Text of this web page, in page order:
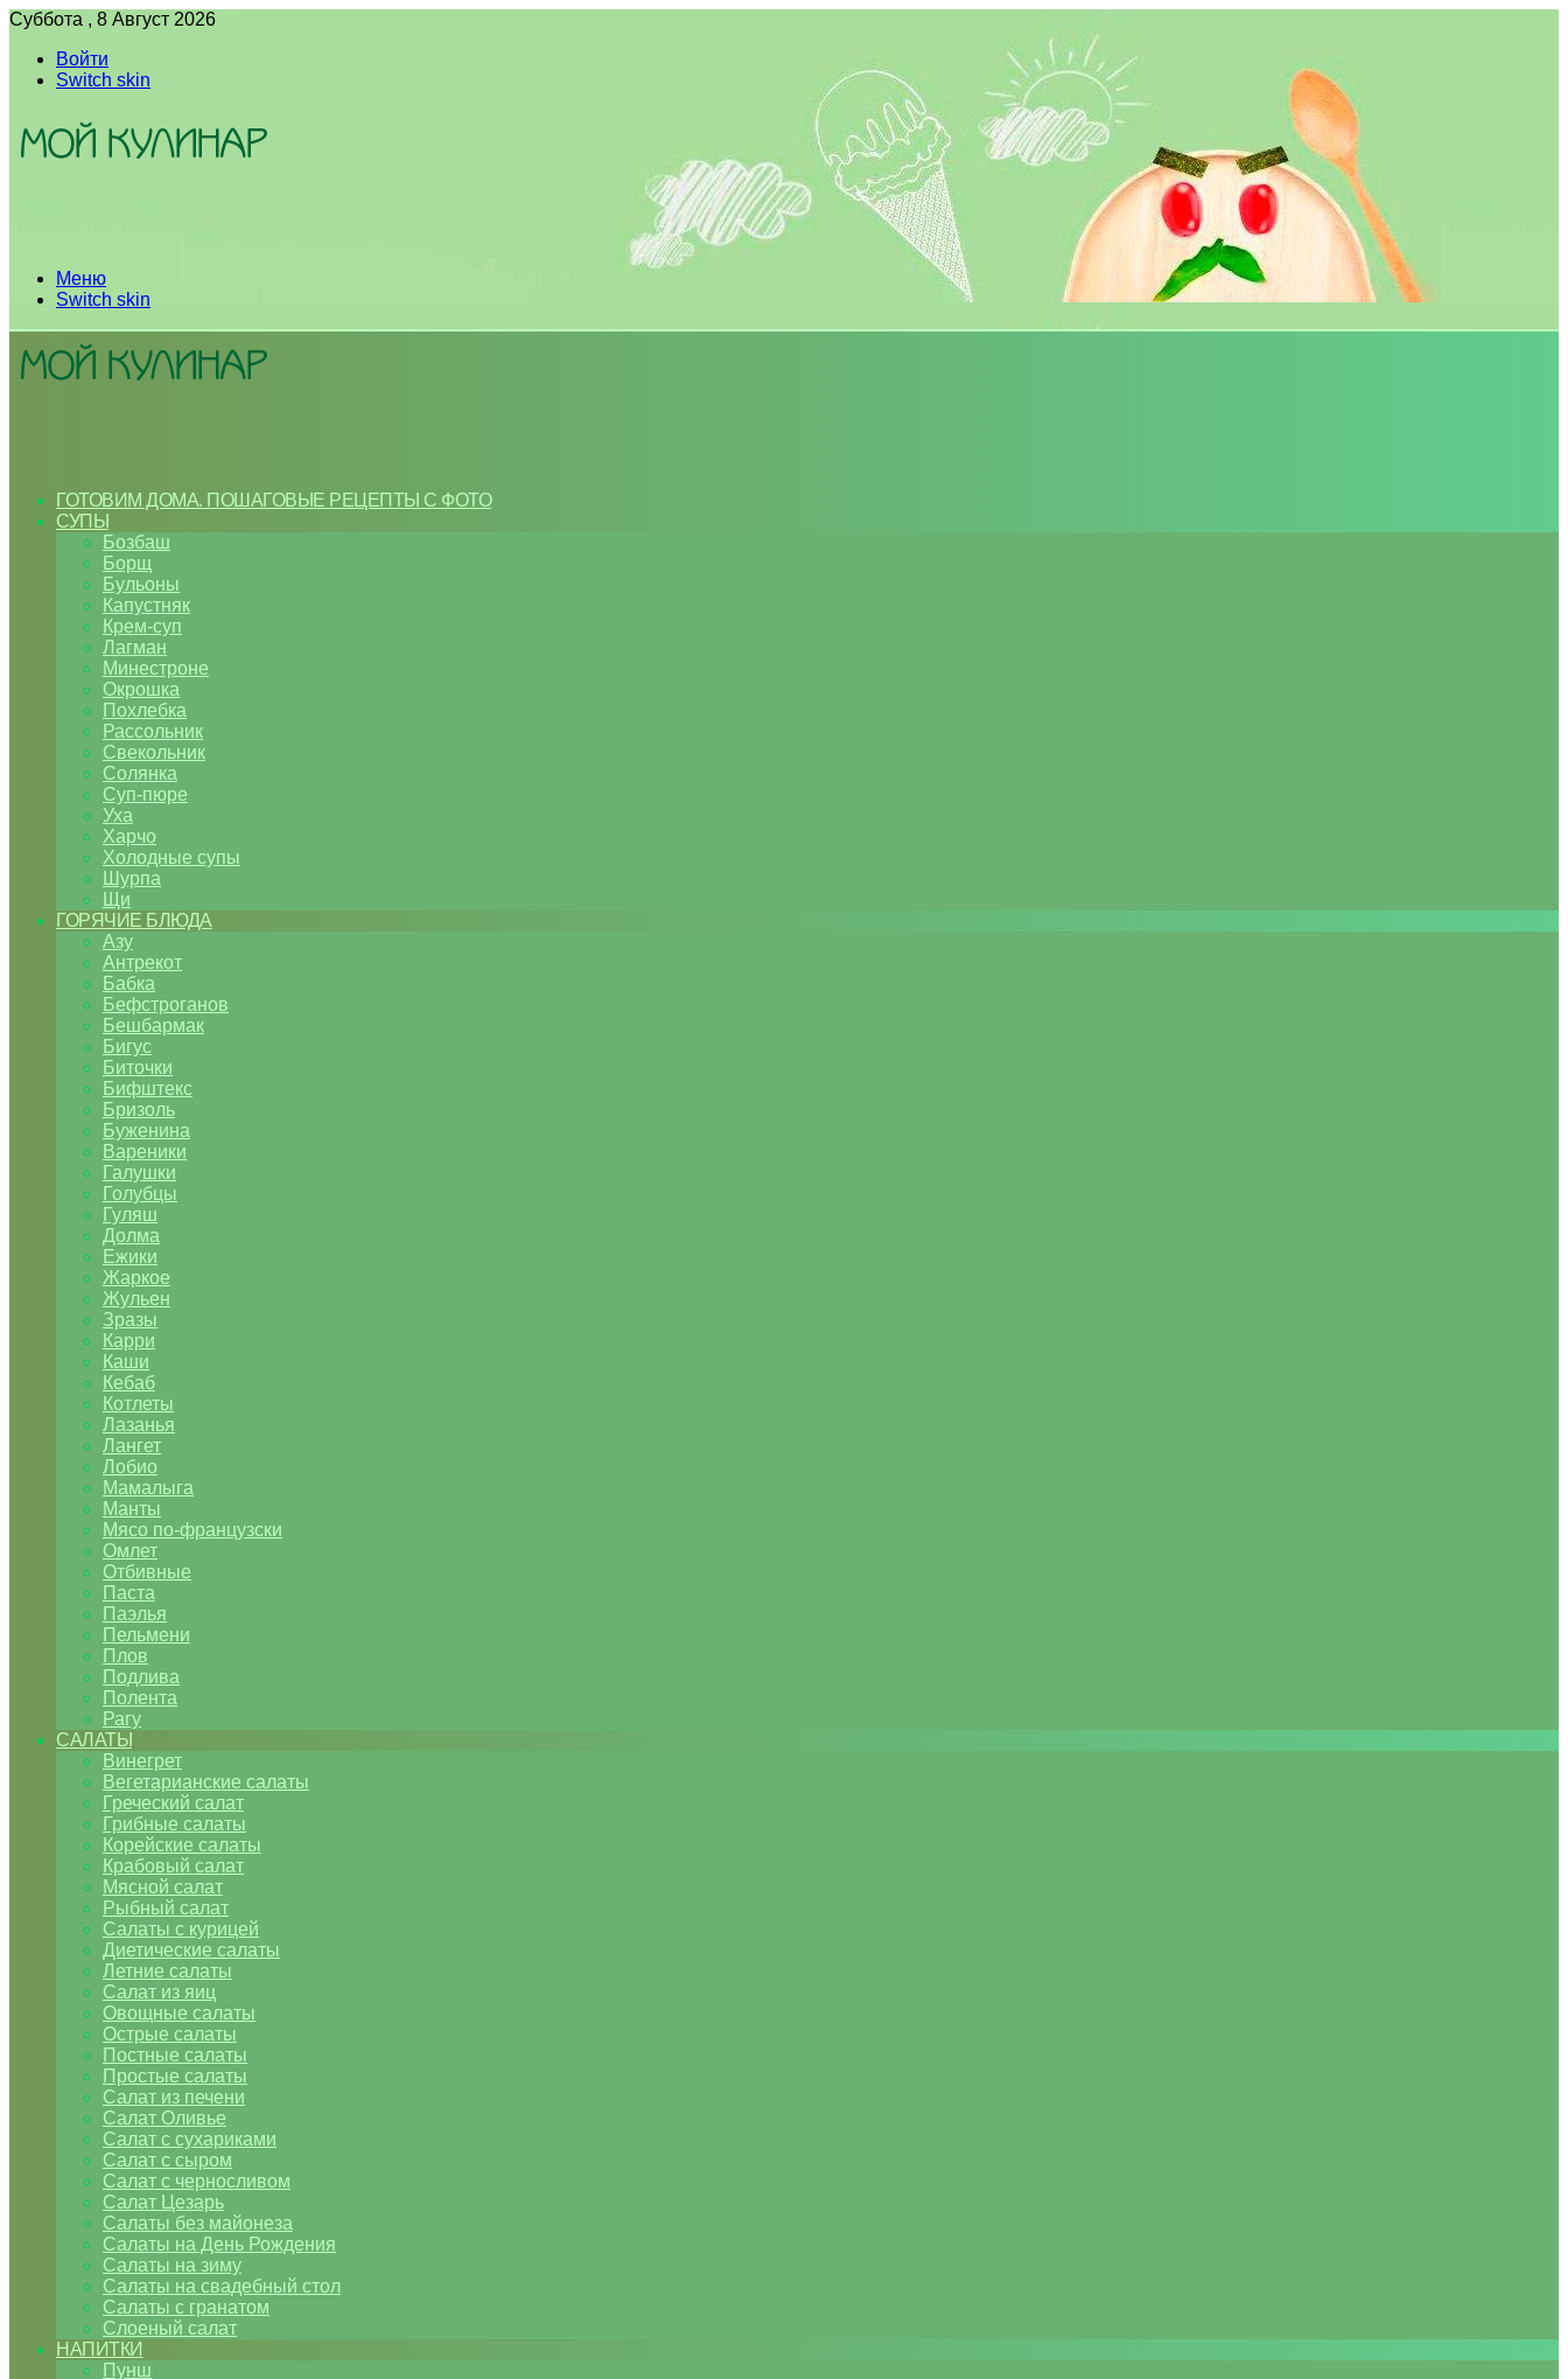
Суббота , 8 Август 2026
Войти
Switch skin
Меню
Switch skin
ГОТОВИМ ДОМА. ПОШАГОВЫЕ РЕЦЕПТЫ С ФОТО
СУПЫ
Бозбаш
Борщ
Бульоны
Капустняк
Крем-суп
Лагман
Минестроне
Окрошка
Похлебка
Рассольник
Свекольник
Солянка
Суп-пюре
Уха
Харчо
Холодные супы
Шурпа
Щи
ГОРЯЧИЕ БЛЮДА
Азу
Антрекот
Бабка
Бефстроганов
Бешбармак
Бигус
Биточки
Бифштекс
Бризоль
Буженина
Вареники
Галушки
Голубцы
Гуляш
Долма
Ежики
Жаркое
Жульен
Зразы
Карри
Каши
Кебаб
Котлеты
Лазанья
Лангет
Лобио
Мамалыга
Манты
Мясо по-французски
Омлет
Отбивные
Паста
Паэлья
Пельмени
Плов
Подлива
Полента
Рагу
САЛАТЫ
Винегрет
Вегетарианские салаты
Греческий салат
Грибные салаты
Корейские салаты
Крабовый салат
Мясной салат
Рыбный салат
Салаты с курицей
Диетические салаты
Летние салаты
Салат из яиц
Овощные салаты
Острые салаты
Постные салаты
Простые салаты
Салат из печени
Салат Оливье
Салат с сухариками
Салат с сыром
Салат с черносливом
Салат Цезарь
Салаты без майонеза
Салаты на День Рождения
Салаты на зиму
Салаты на свадебный стол
Салаты с гранатом
Слоеный салат
НАПИТКИ
Пунш